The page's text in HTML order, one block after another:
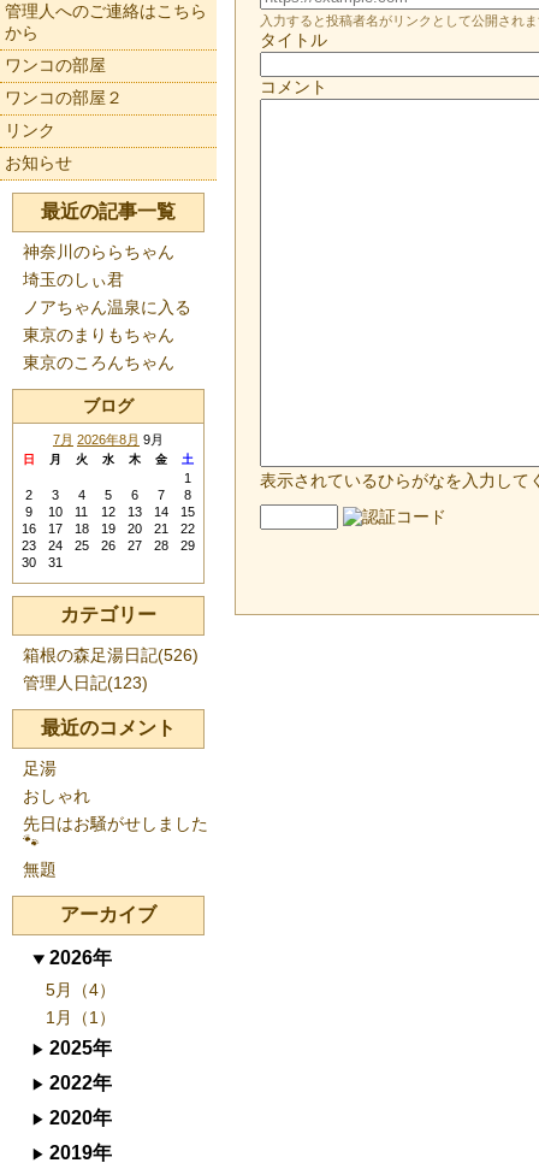
入力すると投稿者名がリンクとして公開され
タイトル
コメント
表示されているひらがなを入力して
管理人へのご連絡はこちら
から
ワンコの部屋
ワンコの部屋２
リンク
お知らせ
最近の記事一覧
神奈川のららちゃん
埼玉のしぃ君
ノアちゃん温泉に入る
東京のまりもちゃん
東京のころんちゃん
ブログ
7月 2026年8月 9月
日 月 火 水 木 金 土
1
2
3 4 5 6 7
8
9
10 11 12 13 14
15
16
17 18 19 20 21
22
23
24 25 26 27 28
29
30
31
カテゴリー
箱根の森足湯日記(526)
管理人日記(123)
最近のコメント
足湯
おしゃれ
先日はお騒がせしました
🐾
無題
アーカイブ
2026年
5月（4）
1月（1）
2025年
2022年
2020年
2019年